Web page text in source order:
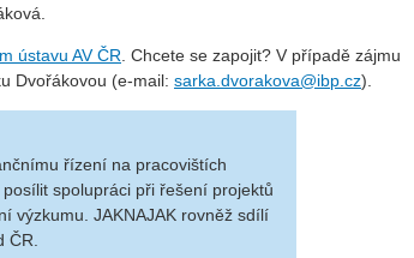
ústavu AV ČR. Chcete se zapojit? V případě zájmu
Dvořákovou (e-mail: sarka.dvorakova@ibp.cz).
řízení na pracovištích
spolupráci při řešení projektů
výzkumu. JAKNAJAK rovněž sdílí
ČR.